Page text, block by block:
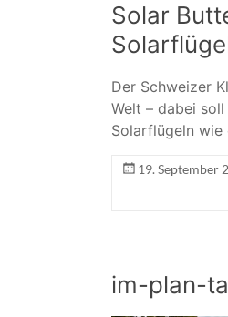
Solar
Der Schweizer
Welt – dabei
Solarflügeln wie
19. September
im-plan-